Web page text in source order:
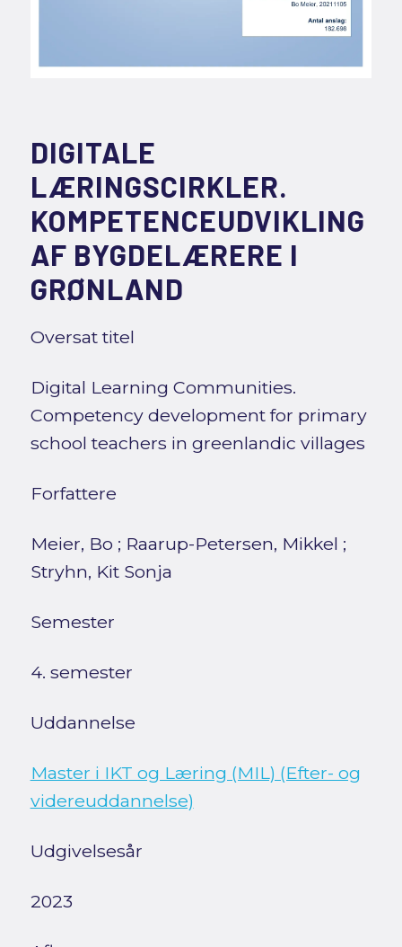
DIGITALE
LÆRINGSCIRKLER.
KOMPETENCEUDVIKLING
AF BYGDELÆRERE I
GRØNLAND
Oversat titel
Digital Learning Communities.
Competency development for primary
school teachers in greenlandic villages
Forfattere
Meier, Bo ; Raarup-Petersen, Mikkel ;
Stryhn, Kit Sonja
Semester
4. semester
Uddannelse
Master i IKT og Læring (MIL) (Efter- og
videreuddannelse)
Udgivelsesår
2023